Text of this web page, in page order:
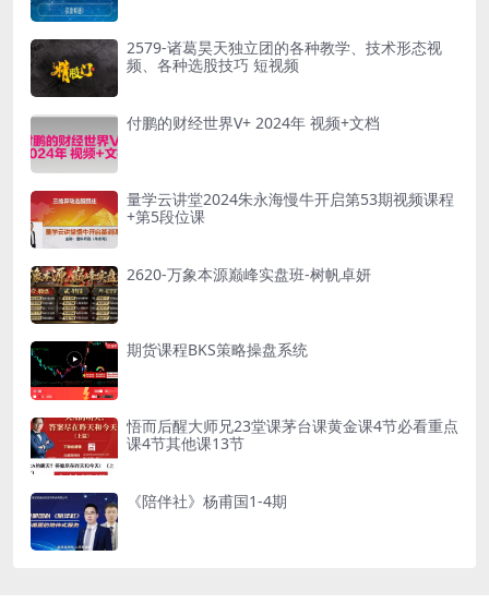
2579-诸葛昊天独立团的各种教学、技术形态视
频、各种选股技巧 短视频
付鹏的财经世界V+ 2024年 视频+文档
量学云讲堂2024朱永海慢牛开启第53期视频课程
+第5段位课
2620-万象本源巅峰实盘班-树帆卓妍
期货课程BKS策略操盘系统
悟而后醒大师兄23堂课茅台课黄金课4节必看重点
课4节其他课13节
《陪伴社》杨甫国1-4期